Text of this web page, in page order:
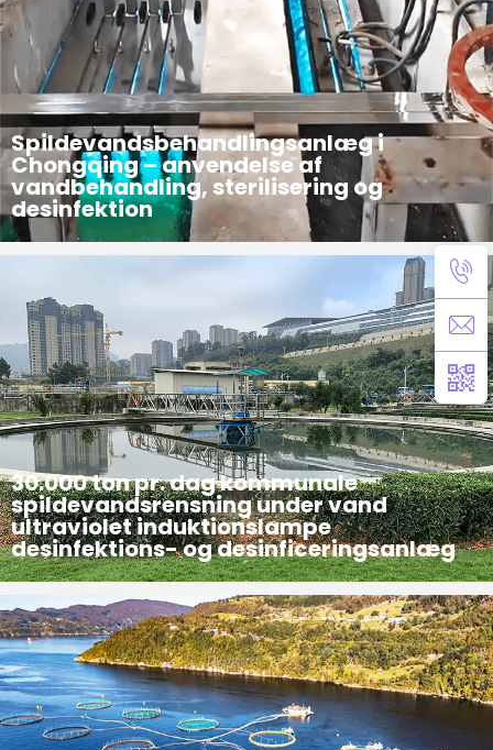
Spildevandsbehandlingsanlæg i
Chongqing – anvendelse af
vandbehandling, sterilisering og
desinfektion
Projektintroduktion Under vand Ultraviolet induktionslampe Sterilisering og desinfektionssystem til Chongqing spildevandsbehandlingsanlæg med en daglig behandlingskapacitet på 10.000 ton
30.000 ton pr. dag kommunale
spildevandsrensning under vand
ultraviolet induktionslampe
desinfektions- og desinficeringsanlæg
Projektintroduktion 30.000 ton pr. dag kommunale spildevandsrensning under vand ultraviolet induktionslampe desinfektions- og desinficeringsanlæg